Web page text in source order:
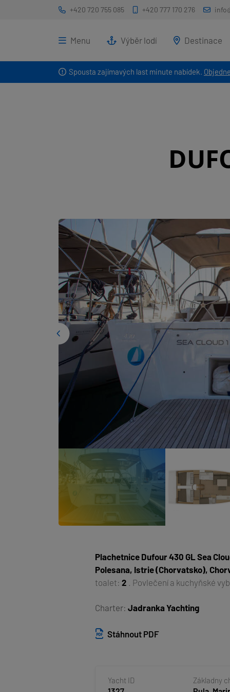
Spousta zajímavých last minute nabídek.
+420 720 755 085 +420 777 170 276
Menu Výběr lodí Destinace
Plachetnice Dufour 430 GL Sea
Polesana, Istrie (Chorvatsko),
toalet:2 . Povlečení a kuchyňské
Charter: Jadranka Yachting
Stáhnout PDF
Yacht ID Základny